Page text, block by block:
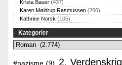
Krista Bauer (437)
Karen Møldrup Rasmussen (200)
Kathrine Norsk (105)
Kategorier
Kategorier
#nazisme (9) 2. Verdenskrig